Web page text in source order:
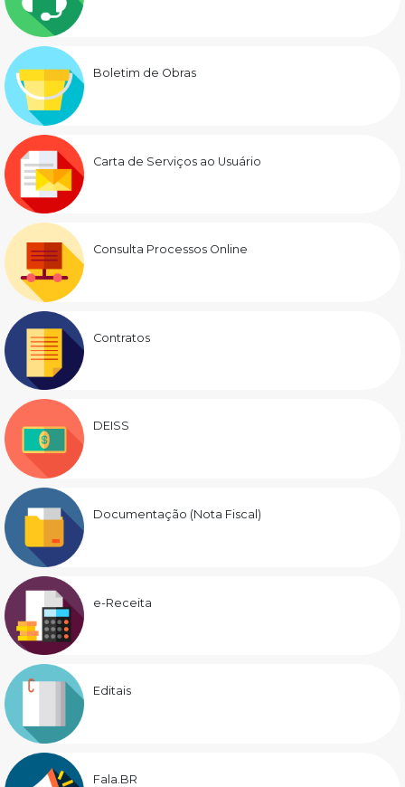
Boletim de Obras
Carta de Serviços ao Usuário
Consulta Processos Online
Contratos
DEISS
Documentação (Nota Fiscal)
e-Receita
Editais
Fala.BR